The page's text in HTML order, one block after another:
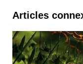
Articles